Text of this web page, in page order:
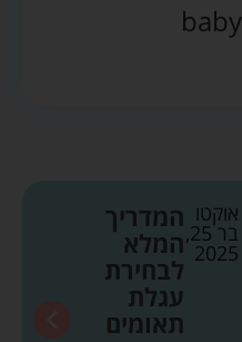
אוקטו
בר 25,
2025
המדריך
המלא
לבחירת
עגלת
תאומים